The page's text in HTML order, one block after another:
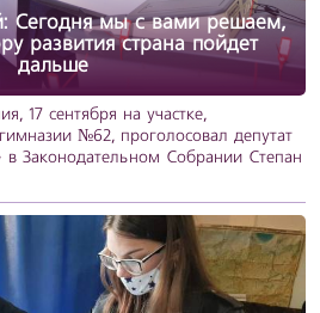
Сегодня мы с вами решаем,
развития страна пойдет
дальше
17 сентября на участке,
№62, проголосовал депутат
в Законодательном Собрании Степан